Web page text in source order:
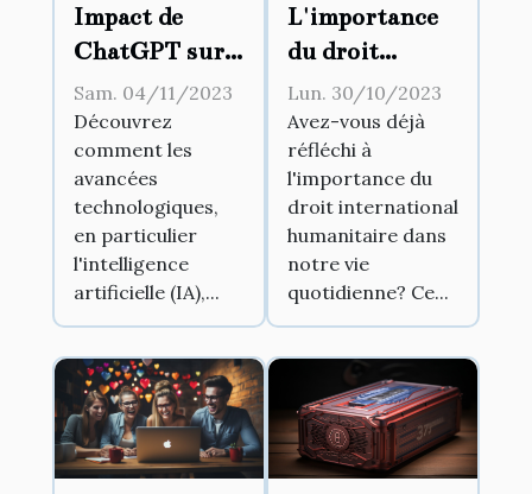
Impact de
ChatGPT sur
la dynamique
des services à
la clientèle
Sam. 04/11/2023
Découvrez
comment les
avancées
technologiques,
en particulier
l'intelligence
artificielle (IA),...
L'importance
du droit
international
humanitaire
Lun. 30/10/2023
Avez-vous déjà
réfléchi à
l'importance du
droit international
humanitaire dans
notre vie
quotidienne? Ce...